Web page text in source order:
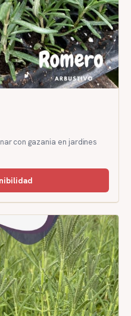
con gazania en jardines